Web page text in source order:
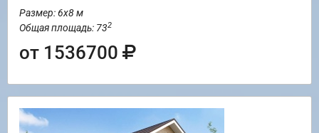
Размер: 6х8 м
Общая площадь: 732
от 1536700